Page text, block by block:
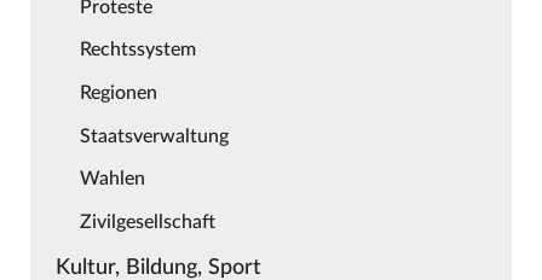
Proteste
Rechtssystem
Regionen
Staatsverwaltung
Wahlen
Zivilgesellschaft
Kultur, Bildung, Sport